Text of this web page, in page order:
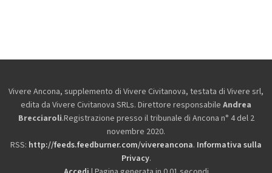
Vivere Ancona, supplemento di Vivere Civitanova, testata di Vivere srl,
edita da Vivere Civitanova SRLs. Direttore responsabile Andrea
Brecciaroli.Registrazione presso il tribunale di Ancona n° 4 del 2
novembre 2020.
RSS: http://feeds.feedburner.com/vivereancona. Informativa sulla
Privacy.